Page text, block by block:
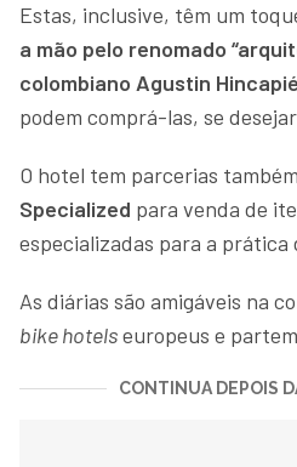
Estas, inclusive, têm um
a mão pelo renomado
colombiano Agustin Hincapié
podem comprá-las, se
O hotel tem parcerias
Specialized para venda de
especializadas para a prática
As diárias são amigáveis na
bike hotelseuropeus e
CONTINUA DEPOIS